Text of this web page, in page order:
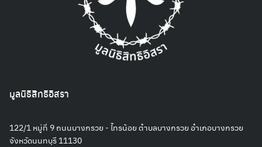
มูลนิธิสิทธิอิสรา
122/1 หมู่ที่ 9 ถนนบางกรวย - ไทรน้อย ตำบลบางกรวย อำเภอบางกรวย
จังหวัดนนทบุรี 11130